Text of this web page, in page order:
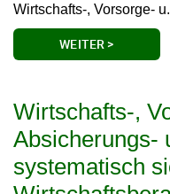
Wirtschafts-, Vorsorge-
WEITER >
Wirtschafts-,
Absicherungs-
systematisch